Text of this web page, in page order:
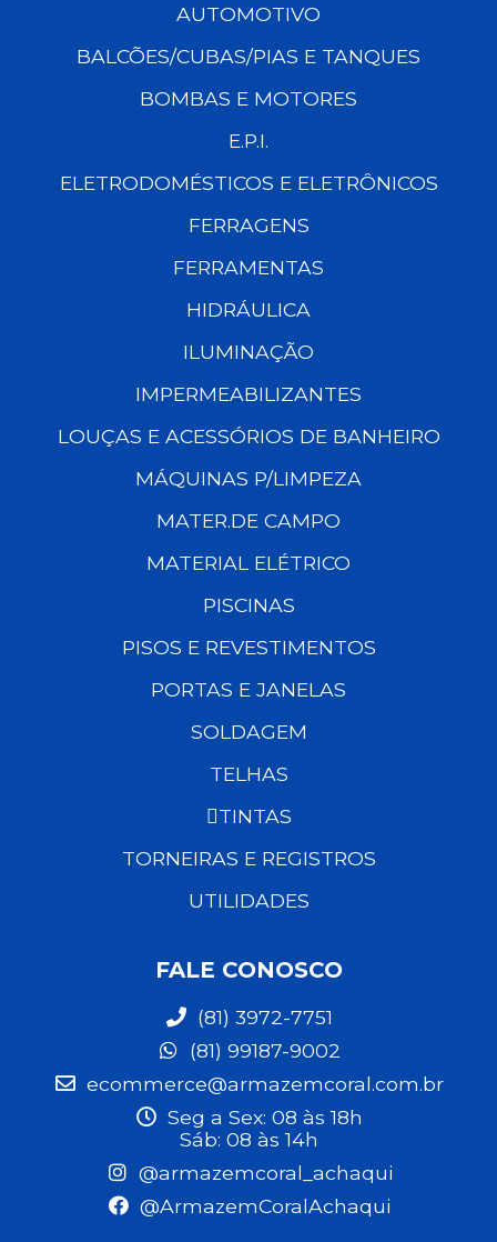
AUTOMOTIVO
BALCÕES/CUBAS/PIAS E TANQUES
BOMBAS E MOTORES
E.P.I.
ELETRODOMÉSTICOS E ELETRÔNICOS
FERRAGENS
FERRAMENTAS
HIDRÁULICA
ILUMINAÇÃO
IMPERMEABILIZANTES
LOUÇAS E ACESSÓRIOS DE BANHEIRO
MÁQUINAS P/LIMPEZA
MATER.DE CAMPO
MATERIAL ELÉTRICO
PISCINAS
PISOS E REVESTIMENTOS
PORTAS E JANELAS
SOLDAGEM
TELHAS
TINTAS
TORNEIRAS E REGISTROS
UTILIDADES
FALE CONOSCO
(81) 3972-7751
(81) 99187-9002
ecommerce@armazemcoral.com.br
Seg a Sex: 08 às 18h
Sáb: 08 às 14h
@armazemcoral_achaqui
@ArmazemCoralAchaqui